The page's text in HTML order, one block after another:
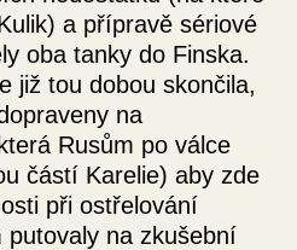
a přípravě sériové
oba tanky do Finska.
již tou dobou skončila,
na
Rusům po válce
částí Karelie) aby zde
při ostřelování
putovaly na zkušební